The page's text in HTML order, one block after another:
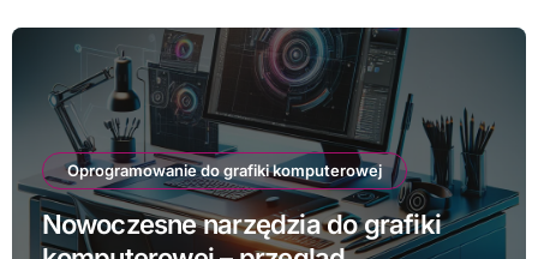
Oprogramowanie do grafiki komputerowej
Nowoczesne narzędzia do grafiki